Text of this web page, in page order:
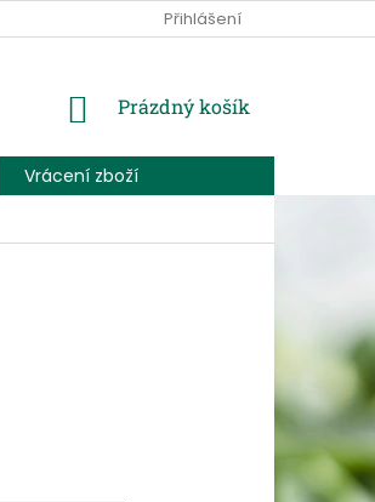
KONTAKTUJTE NÁSPřihlášení
NÁKUPNÍ
Prázdný košík
Vrácení zboží